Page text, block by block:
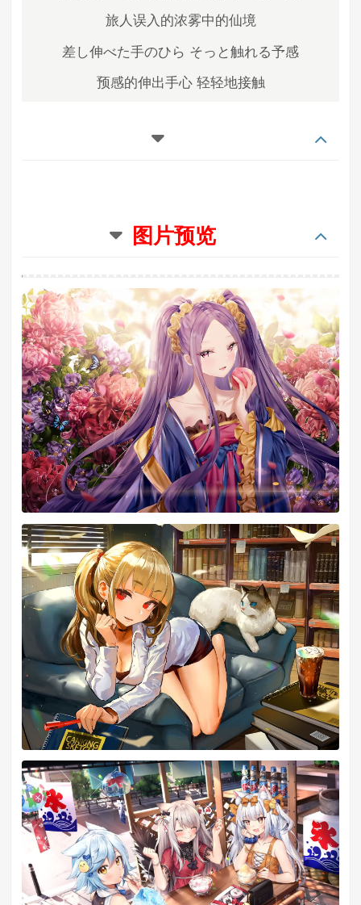
旅人误入的浓雾中的仙境
差し伸べた手のひら そっと触れる予感
预感的伸出手心 轻轻地接触
接到了光的一个水滴
思いの果てる場所 まだ遥か遠くて
求め探して彷徨ってやがて歌われて
渴求着寻找着徘徊着 然后被诗人传唱
幾千幾万幾億の旋律となる
成了几千数亿的旋律
いつか失い奪われて消える宿命でも
终有一天我的命运也会被夺走
それは忘れられろことなき 物語
这是无法忘记的故事
指先を絡めて 触れる誰かの夢
缠绕的指尖 触及了谁的梦境
刻まれた思いを 木霊だけが響く
被刻下的思念 回响在山涧中
言の葉を紡いて 微睡むだ泡沫
假寐中进入童话编织的幻影
旅人の名前を おとぎ話という
旅人的名字被称为童话
求め探して彷徨ってやがて道となり
渴求着寻找着徘徊着 然后不久便会成为道路
幾千幾万幾億の英雄は征く
千千万万几亿的英雄长征
图片预览